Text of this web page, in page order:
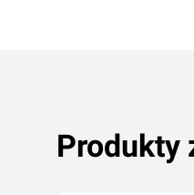
Produkty